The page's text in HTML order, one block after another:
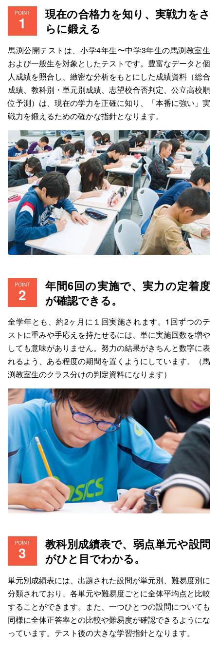
POINT
現在の合格力を知り、実戦力をさ
らに鍛える
馬渕公開テストは、小学4年生〜中学3年生の馬渕教室生
および一般生を対象としたテストです。豊富なデータと個
人成績を照合し、緻密な分析をもとにした成績資料（総合
成績、教科別・単元別成績、志望校合否判定、公立高校順
位予測）は、現在の学力を正確に知り、「本番に強い」実
戦力を鍛えるための確かな指針となります。
POINT
年間6回の実施で、実力の定着度
が確認できる。
全学年とも、約2ヶ月に１回実施されます。1回ずつのテ
ストに重みや手応えを持たせるには、単に実施回数を増や
しても意味がありません。努力の結果がきちんと数字に表
れるよう、ある程度の期間を置くようにしています。（馬
渕教室生のクラス分けの判定資料になります）
POINT
教科別成績表で、弱点単元や設問
がひと目でわかる。
単元別成績表には、出題された設問が単元別、難易度別に
分類されており、各単元や難易度ごとに全体平均点と比較
することができます。また、一つひとつの設問についても
同様に全体正答率との比較や難易度が確認できるようにな
っています。テスト後の大きな学習指針となります。